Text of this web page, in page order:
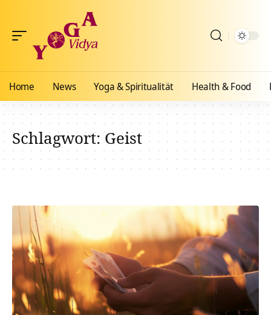
Home News Yoga & Spiritualität Health & Food
Schlagwort:Geist